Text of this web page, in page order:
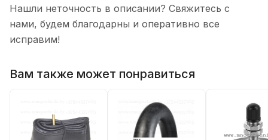
Нашли неточность в описании? Свяжитесь с
нами, будем благодарны и оперативно все
исправим!
Вам также может понравиться